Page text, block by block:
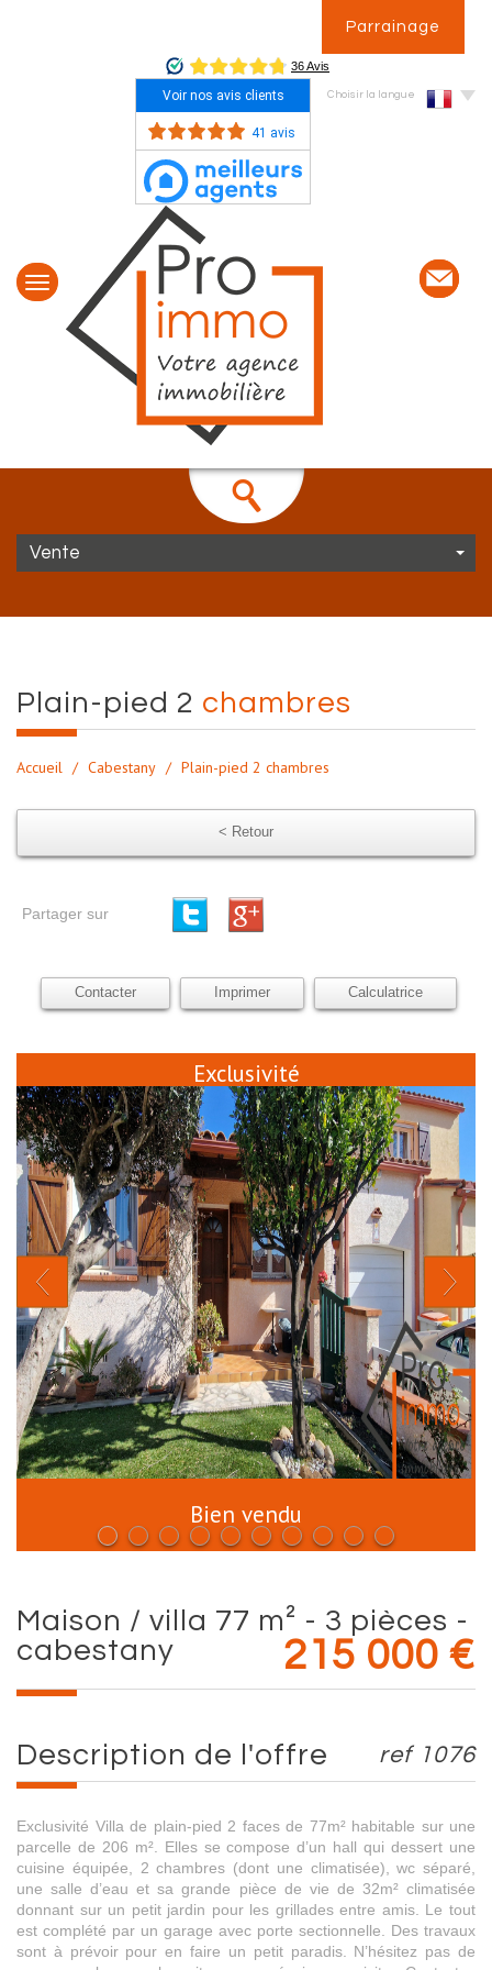
Parrainage
Voir nos avis clients
41 avis
Choisir la langue
Vente
plain-pied 2 chambres
Accueil Cabestany Plain-pied 2 chambres
< Retour
Partager sur
Contacter Imprimer Calculatrice
Bien vendu
Exclusivité
maison / villa 77 m² - 3 pièces -
cabestany
215 000 €
description de l'offre ref 1076
Exclusivité Villa de plain-pied 2 faces de 77m² habitable sur une
parcelle de 206 m². Elles se compose d’un hall qui dessert une
cuisine équipée, 2 chambres (dont une climatisée), wc séparé,
une salle d’eau et sa grande pièce de vie de 32m² climatisée
donnant sur un petit jardin pour les grillades entre amis. Le tout
est complété par un garage avec porte sectionnelle. Des travaux
sont à prévoir pour en faire un petit paradis. N’hésitez pas de